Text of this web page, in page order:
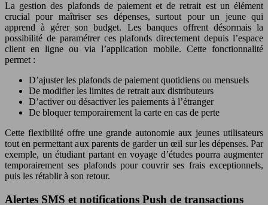
La gestion des plafonds de paiement et de retrait est un élément
crucial pour maîtriser ses dépenses, surtout pour un jeune qui
apprend à gérer son budget. Les banques offrent désormais la
possibilité de paramétrer ces plafonds directement depuis l’espace
client en ligne ou via l’application mobile. Cette fonctionnalité
permet :
D’ajuster les plafonds de paiement quotidiens ou mensuels
De modifier les limites de retrait aux distributeurs
D’activer ou désactiver les paiements à l’étranger
De bloquer temporairement la carte en cas de perte
Cette flexibilité offre une grande autonomie aux jeunes utilisateurs
tout en permettant aux parents de garder un œil sur les dépenses. Par
exemple, un étudiant partant en voyage d’études pourra augmenter
temporairement ses plafonds pour couvrir ses frais exceptionnels,
puis les rétablir à son retour.
Alertes SMS et notifications Push de transactions